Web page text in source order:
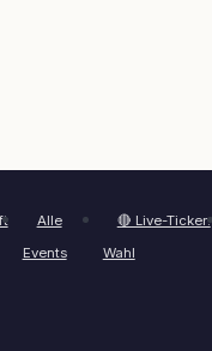
Alle
Events
🔴 Live-Ticker:
Wahl